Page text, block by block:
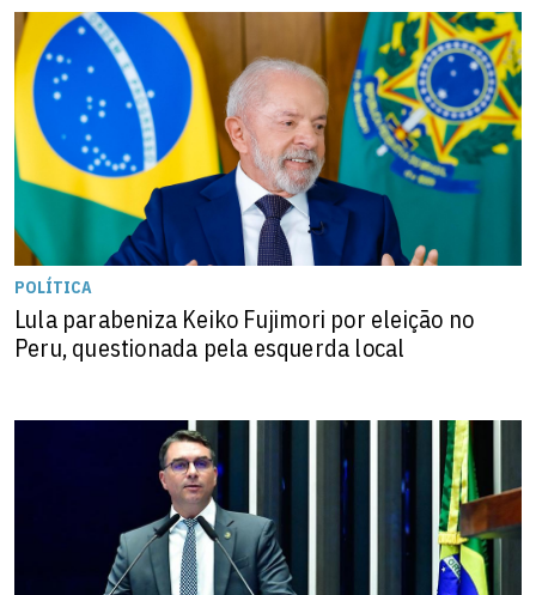
POLÍTICA
Lula parabeniza Keiko Fujimori por eleição no
Peru, questionada pela esquerda local